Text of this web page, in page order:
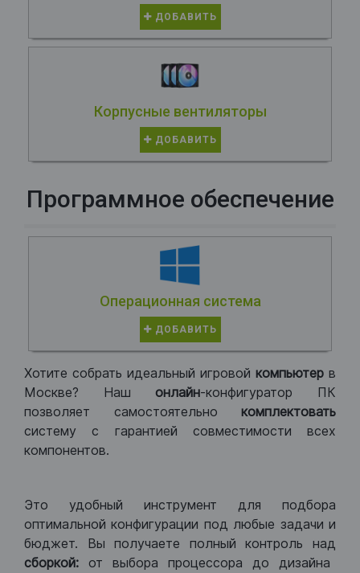
ДОБАВИТЬ
Корпусные вентиляторы
ДОБАВИТЬ
Программное обеспечение
Операционная система
ДОБАВИТЬ
Хотите собрать идеальный игровой компьютер в
Москве? Нашонлайн-конфигуратор ПК
позволяет самостоятельно комплектовать
систему с гарантией совместимости всех
компонентов.
Это удобный инструмент для подбора
оптимальной конфигурации под любые задачи и
бюджет. Вы получаете полный контроль над
сборкой: от выбора процессора до дизайна